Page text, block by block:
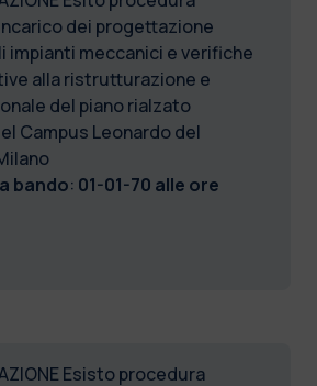
dei progettazione
impianti meccanici e verifiche
alla ristrutturazione e
del piano rialzato
Campus Leonardo del
bando: 01-01-70 alle ore
Esisto procedura